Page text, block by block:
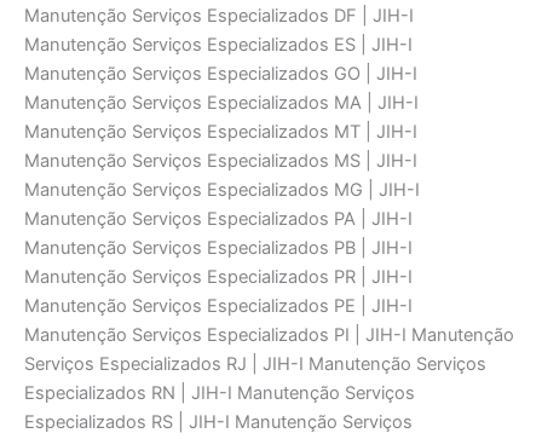
Manutenção Serviços Especializados DF | JIH-I
Manutenção Serviços Especializados ES | JIH-I
Manutenção Serviços Especializados GO | JIH-I
Manutenção Serviços Especializados MA | JIH-I
Manutenção Serviços Especializados MT | JIH-I
Manutenção Serviços Especializados MS | JIH-I
Manutenção Serviços Especializados MG | JIH-I
Manutenção Serviços Especializados PA | JIH-I
Manutenção Serviços Especializados PB | JIH-I
Manutenção Serviços Especializados PR | JIH-I
Manutenção Serviços Especializados PE | JIH-I
Manutenção Serviços Especializados PI | JIH-I Manutenção
Serviços Especializados RJ | JIH-I Manutenção Serviços
Especializados RN | JIH-I Manutenção Serviços
Especializados RS | JIH-I Manutenção Serviços